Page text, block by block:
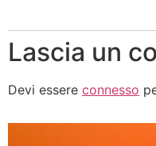
Lascia un
Devi essere connesso